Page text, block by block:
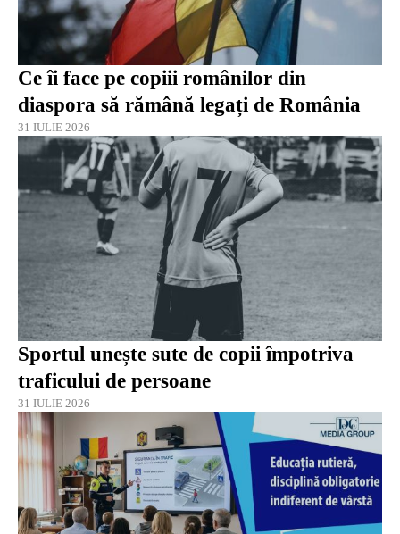
Ce îi face pe copiii românilor din
diaspora să rămână legați de România
31 IULIE 2026
Sportul unește sute de copii împotriva
traficului de persoane
31 IULIE 2026